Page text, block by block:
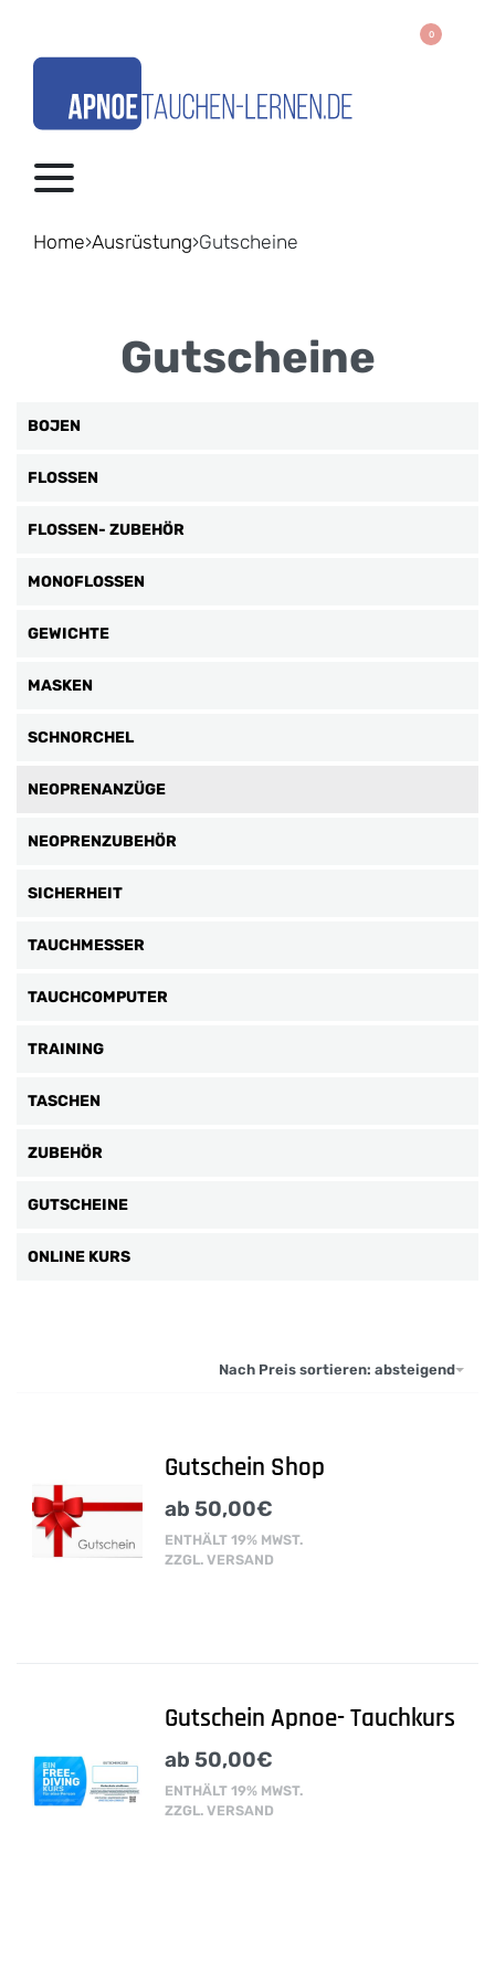
0
Home›Ausrüstung›Gutscheine
Gutscheine
BOJEN
FLOSSEN
FLOSSEN- ZUBEHÖR
MONOFLOSSEN
GEWICHTE
MASKEN
SCHNORCHEL
NEOPRENANZÜGE
NEOPRENZUBEHÖR
SICHERHEIT
TAUCHMESSER
TAUCHCOMPUTER
TRAINING
TASCHEN
ZUBEHÖR
GUTSCHEINE
ONLINE KURS
Nach Preis sortieren: absteigend
Gutschein Shop
ab 50,00€
ENTHÄLT 19% MWST.
ZZGL. VERSAND
Gutschein Apnoe- Tauchkurs
ab 50,00€
ENTHÄLT 19% MWST.
ZZGL. VERSAND